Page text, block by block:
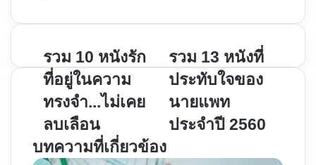
รวม
10
หนัง
รัก
ที่
อยู่
ใน
รวม 10 หนังรัก
ที่อยู่ในความ
ทรงจำ...ไม่เคย
ลบเลือน
รวม
13
หนัง
ที่
ประทับ
ของ
รวม 13 หนังที่
ประทับใจของ
นายแพท
ประจำปี 2560
บทความที่เกี่ยวข้อง